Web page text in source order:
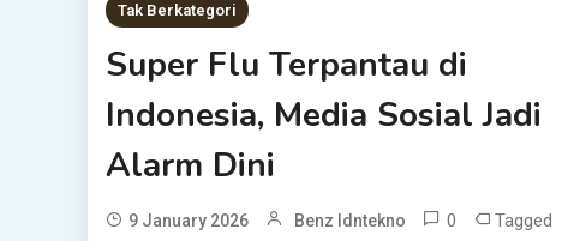
Tak Berkategori
Super Flu Terpantau di
Indonesia, Media Sosial Jadi
Alarm Dini
9 January 2026 Benz Idntekno 0 Tagged